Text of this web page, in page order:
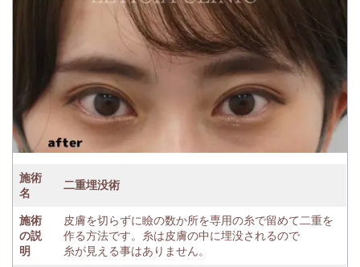
施術
名
二重埋没術
施術
の説
明
皮膚を切らずに瞼の数か所を専用の糸で留めて二重を
作る方法です。糸は皮膚の中に埋没されるので
糸が見える事はありません。